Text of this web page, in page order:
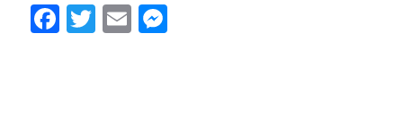
Facebook
Twitter
Email